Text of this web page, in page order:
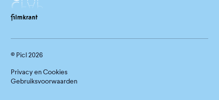
© Picl2026
Privacy en Cookies
Gebruiksvoorwaarden